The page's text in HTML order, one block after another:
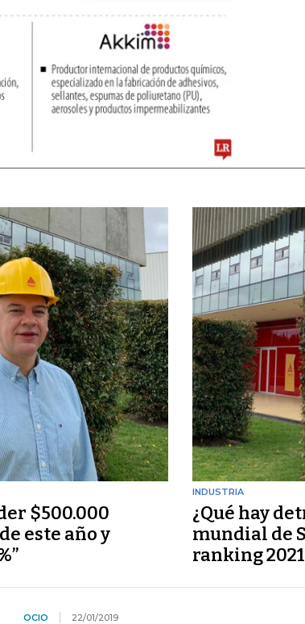
$500.000
este año y
INDUSTRIA
¿Qué hay
mundial de
ranking
OCIO 22/01/2019